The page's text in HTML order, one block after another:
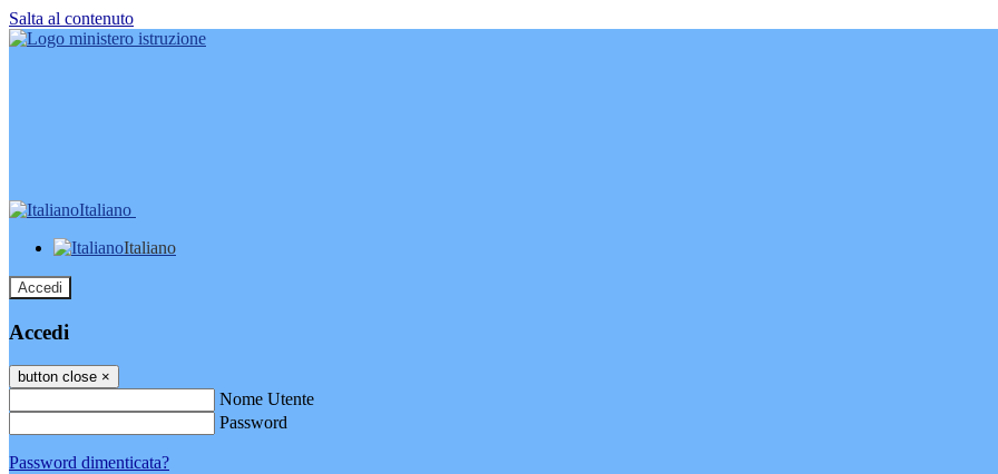
Salta al contenuto
Italiano
Italiano
Accedi
Accedi
button close ×
Nome Utente
Password
Password dimenticata?